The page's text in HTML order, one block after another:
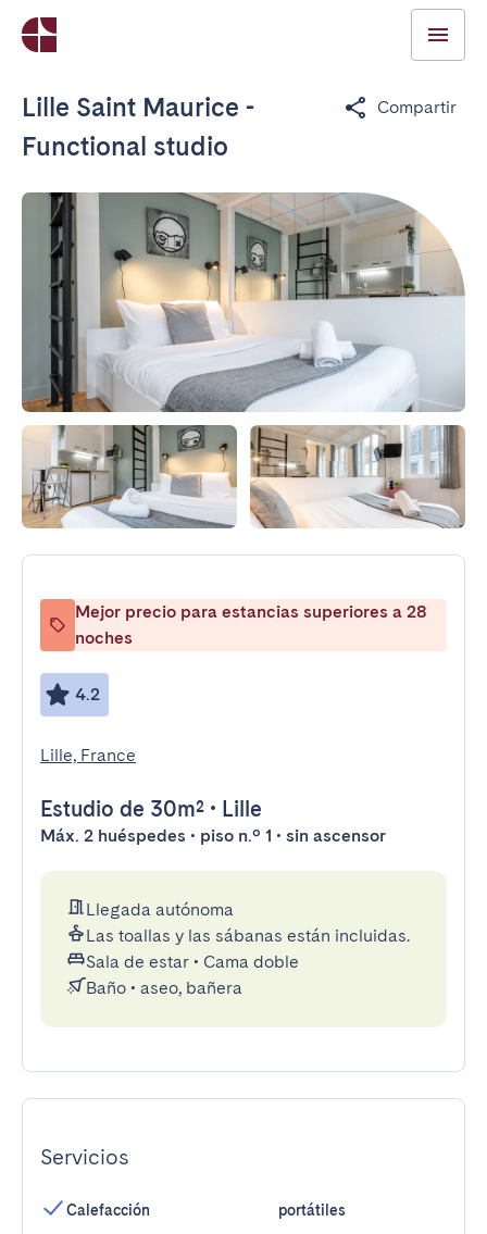
Lille Saint Maurice -
Functional studio
Compartir
Mejor precio para estancias superiores a 28
noches
4.2
Lille, France
Estudio de 30m² • Lille
Máx. 2 huéspedes • piso n.º 1 • sin ascensor
Llegada autónoma
Las toallas y las sábanas están incluidas.
Sala de estar • Cama doble
Baño • aseo, bañera
Servicios
Calefacción
portátiles